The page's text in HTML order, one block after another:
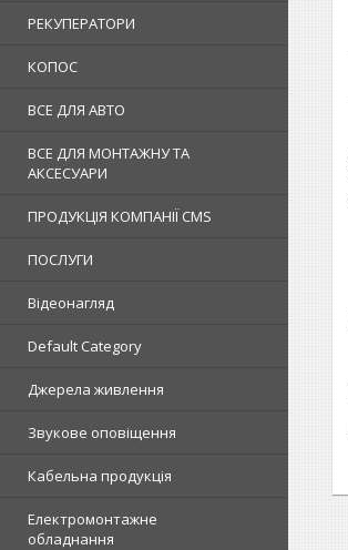
РЕКУПЕРАТОРИ
КОПОС
ВСЕ ДЛЯ АВТО
ВСЕ ДЛЯ МОНТАЖНУ ТА
АКСЕСУАРИ
ПРОДУКЦІЯ КОМПАНІЇ CMS
ПОСЛУГИ
Відеонагляд
Default Category
Джерела живлення
Звукове оповіщення
Кабельна продукція
Електромонтажне
обладнання